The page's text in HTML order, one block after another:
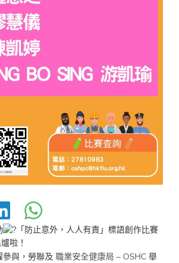
「防止意外，人人有責」標語創作比賽
啦！
與，勞聯及 職業安全健康局 – OSHC舉